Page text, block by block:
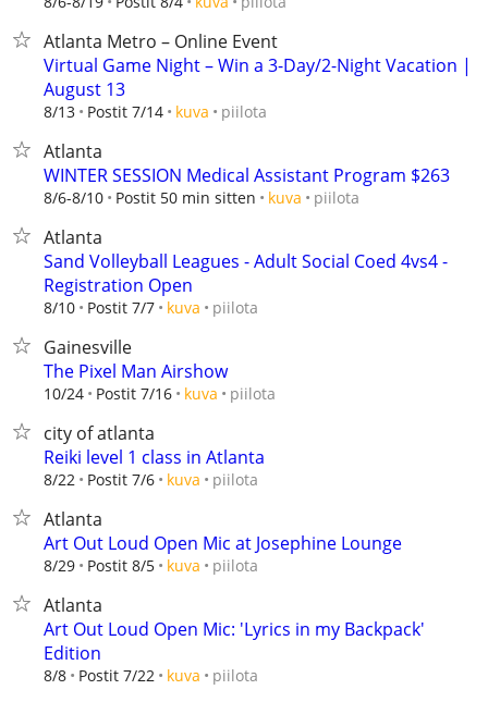
Atlanta Metro – Online Event
Virtual Game Night – Win a 3-Day/2-Night Vacation |
August 13
8/13 Postit 7/14 kuva piilota
Atlanta
WINTER SESSION Medical Assistant Program $263
8/6-8/10 Postit 50 min sitten kuva piilota
Atlanta
Sand Volleyball Leagues - Adult Social Coed 4vs4 -
Registration Open
8/10 Postit 7/7 kuva piilota
Gainesville
The Pixel Man Airshow
10/24 Postit 7/16 kuva piilota
city of atlanta
Reiki level 1 class in Atlanta
8/22 Postit 7/6 kuva piilota
Atlanta
Art Out Loud Open Mic at Josephine Lounge
8/29 Postit 8/5 kuva piilota
Atlanta
Art Out Loud Open Mic: 'Lyrics in my Backpack'
Edition
8/8 Postit 7/22 kuva piilota